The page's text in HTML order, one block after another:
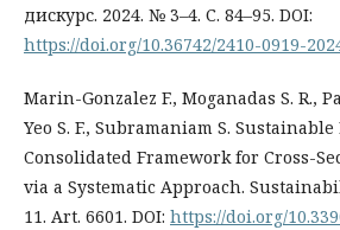
дискурс. 2024. № 3–4. С. 84–95. DOI:
https://doi.org/10.36742/2410-0919-
Marin-Gonzalez F., Moganadas S. R.,
Yeo S. F., Subramaniam S.
Consolidated Framework for Cross-
via a Systematic Approach.
11. Art. 6601. DOI: https://doi.org/